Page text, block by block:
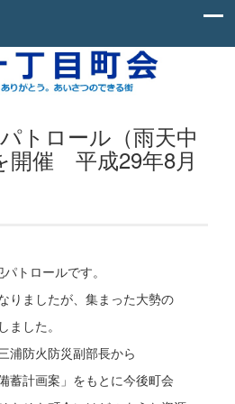
トロール（雨天中
催 平成29年8月
トロールです。
りましたが、集まった大勢の
ました。
浦防火防災副部長から
計画案」をもとに今後町会